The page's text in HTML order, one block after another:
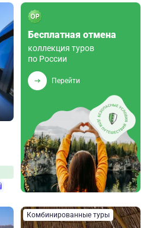
Бесплатная отмена
коллекция туров
по России
Перейти
Комбинированные туры